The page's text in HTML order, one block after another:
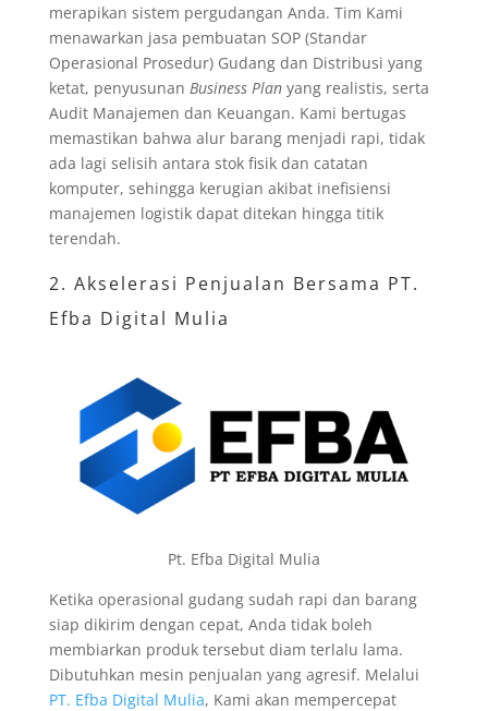
merapikan sistem pergudangan Anda. Tim Kami
menawarkan jasa pembuatan SOP (Standar
Operasional Prosedur) Gudang dan Distribusi yang
ketat, penyusunan Business Planyang realistis, serta
Audit Manajemen dan Keuangan. Kami bertugas
memastikan bahwa alur barang menjadi rapi, tidak
ada lagi selisih antara stok fisik dan catatan
komputer, sehingga kerugian akibat inefisiensi
manajemen logistik dapat ditekan hingga titik
terendah.
2. Akselerasi Penjualan Bersama PT.
Efba Digital Mulia
Pt. Efba Digital Mulia
Ketika operasional gudang sudah rapi dan barang
siap dikirim dengan cepat, Anda tidak boleh
membiarkan produk tersebut diam terlalu lama.
Dibutuhkan mesin penjualan yang agresif. Melalui
PT. Efba Digital Mulia, Kami akan mempercepat